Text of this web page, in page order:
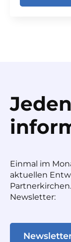
Einmal im
aktuellen
Newsletter: